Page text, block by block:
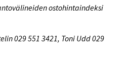
ostohintaindeksi
029 551 3421, Toni Udd 029